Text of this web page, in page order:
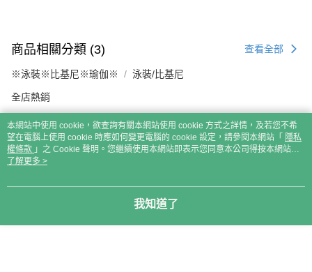
商品相關分類 (3) 查看全部
※泳裝※比基尼※瑜伽※ 泳裝/比基尼
全店熱銷
本分類熱銷全站排行
熱門標籤
本網站中使用 cookie，欲查詢有關本網站使用 cookie 方式之詳情，及若您不希
望在電腦上使用 cookie 時應如何變更電腦的 cookie 設定，請參閱本網站「 隱私
權條款 」之 Cookie 聲明。您繼續使用本網站即表示您同意本公司得按本網站使
用條款之 Cookie 聲明使用 cookie。
了解更多 >
我知道了